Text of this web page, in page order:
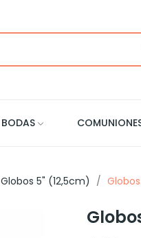
BODAS
Globos 5" (12,5cm)